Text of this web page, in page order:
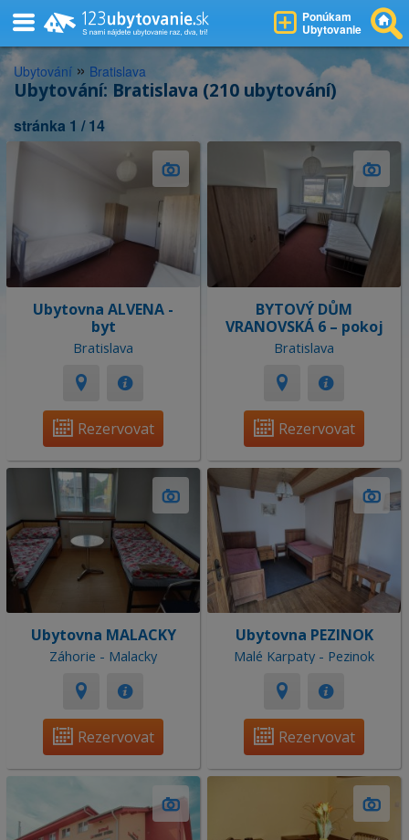
Ponúkam
Ubytovanie
Ubytování » Bratislava
Ubytování: Bratislava (210 ubytování)
stránka 1 / 14
Ubytovna ALVENA -
byt
Bratislava
Rezervovat
BYTOVÝ DŮM
VRANOVSKÁ 6 – pokoj
Bratislava
Rezervovat
Ubytovna MALACKY
Záhorie - Malacky
Rezervovat
Ubytovna PEZINOK
Malé Karpaty - Pezinok
Rezervovat